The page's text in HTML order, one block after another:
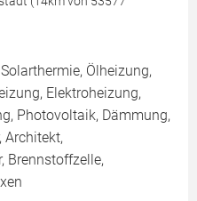
Ölheizung,
Elektroheizung,
Photovoltaik, Dämmung,
Architekt,
Brennstoffzelle,